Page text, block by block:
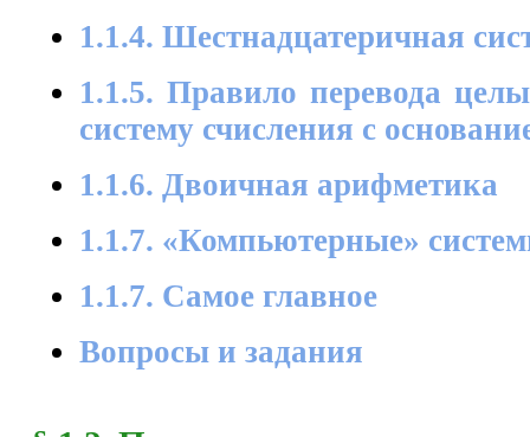
1.1.4. Шестнадцатеричная
1.1.5. Правило перевода
систему счисления с
1.1.6. Двоичная арифметика
1.1.7. «Компьютерные»
1.1.7. Самое главное
Вопросы и задания